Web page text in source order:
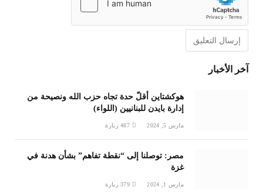
آخر الأخبار
هوكشتاين أقلّ حدة تجاه حزب الله ونصيحة من
إدارة بايدن للبنانيين (اللواء)
مارس 5, 2024 487 زيارة
مصر: توصلنا إلى “نقطة تفاهم” بشأن هدنة في
غزة
مارس 1, 2024 379 زيارة